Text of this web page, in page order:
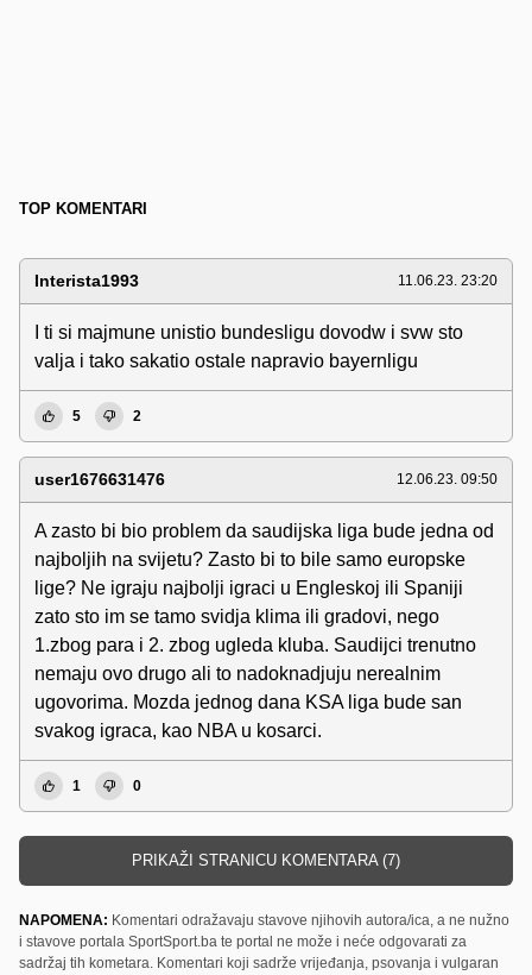
TOP KOMENTARI
Interista1993 11.06.23. 23:20
I ti si majmune unistio bundesligu dovodw i svw sto
valja i tako sakatio ostale napravio bayernligu
5 2
user1676631476 12.06.23. 09:50
A zasto bi bio problem da saudijska liga bude jedna od
najboljih na svijetu? Zasto bi to bile samo europske
lige? Ne igraju najbolji igraci u Engleskoj ili Spaniji
zato sto im se tamo svidja klima ili gradovi, nego
1.zbog para i 2. zbog ugleda kluba. Saudijci trenutno
nemaju ovo drugo ali to nadoknadjuju nerealnim
ugovorima. Mozda jednog dana KSA liga bude san
svakog igraca, kao NBA u kosarci.
1 0
PRIKAŽI STRANICU KOMENTARA (7)
NAPOMENA: Komentari odražavaju stavove njihovih autora/ica, a ne nužno
i stavove portala SportSport.ba te portal ne može i neće odgovarati za
sadržaj tih kometara. Komentari koji sadrže vrijeđanja, psovanja i vulgaran